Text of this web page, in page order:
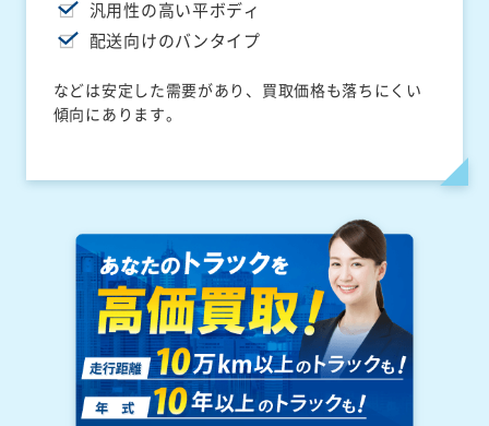
汎用性の高い平ボディ
配送向けのバンタイプ
などは安定した需要があり、買取価格も落ちにくい
傾向にあります。